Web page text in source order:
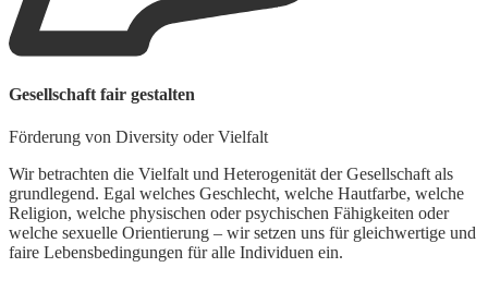
Gesellschaft fair gestalten
Förderung von Diversity oder Vielfalt
Wir betrachten die Vielfalt und Heterogenität der Gesellschaft als
grundlegend. Egal welches Geschlecht, welche Hautfarbe, welche
Religion, welche physischen oder psychischen Fähigkeiten oder
welche sexuelle Orientierung – wir setzen uns für gleichwertige und
faire Lebensbedingungen für alle Individuen ein.